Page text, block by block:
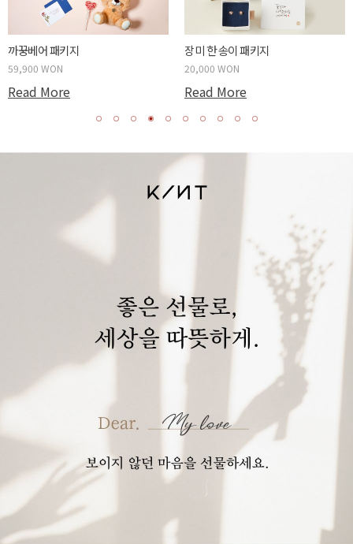
까꿍베어 패키지
59,900 WON
Read More
장미 한 송이 패키지
20,000 WON
Read More